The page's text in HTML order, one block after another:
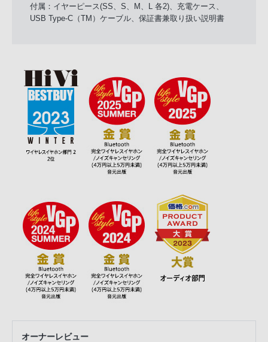
付属：イヤーピース(SS、S、M、L 各2)、充電ケース、
USB Type-C（TM）ケーブル、保証書兼取り扱い説明書
オーナーレビュー